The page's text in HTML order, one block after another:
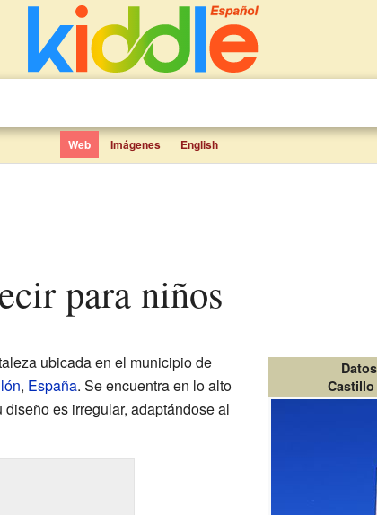
Web Imágenes English
para niños
ubicada en el municipio de
, España. Se encuentra en lo alto
es irregular, adaptándose al